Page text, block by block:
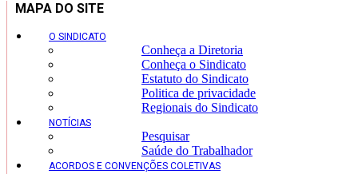
MAPA DO SITE
O SINDICATO
Conheça a Diretoria
Conheça o Sindicato
Estatuto do Sindicato
Politica de privacidade
Regionais do Sindicato
NOTÍCIAS
Pesquisar
Saúde do Trabalhador
ACORDOS E CONVENÇÕES COLETIVAS